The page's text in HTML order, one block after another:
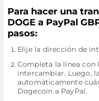
Para hacer una
DOGE a PayPal
pasos:
Elije la dirección de
Completa la línea con
intercambiar. Luego,
automáticamente
Dogecoin a PayPal.